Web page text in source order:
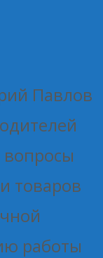
Павлов
товаров
работы